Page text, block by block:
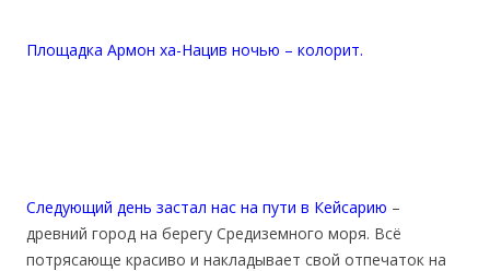
Площадка Армон ха-Нацив ночью – колорит.
Следующий день застал нас на пути в Кейсарию –
древний город на берегу Средиземного моря. Всё
потрясающе красиво и накладывает свой отпечаток на